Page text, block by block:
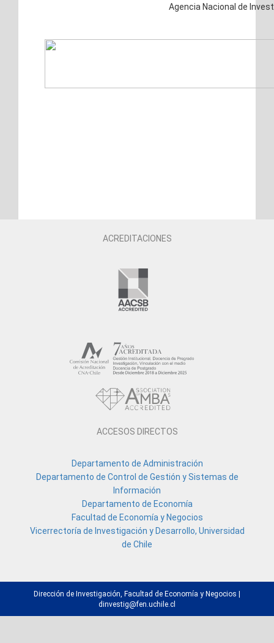
Agencia Nacional de
ACREDITACIONES
ACCESOS DIRECTOS
Departamento de Administración
Departamento de Control de Gestión y Sistemas de
Información
Departamento de Economía
Facultad de Economía y Negocios
Vicerrectoría de Investigación y Desarrollo, Universidad
de Chile
Dirección de Investigación, Facultad de Economía y Negocios |
dinvestig@fen.uchile.cl